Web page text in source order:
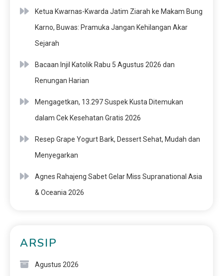
Ketua Kwarnas-Kwarda Jatim Ziarah ke Makam Bung
Karno, Buwas: Pramuka Jangan Kehilangan Akar
Sejarah
Bacaan Injil Katolik Rabu 5 Agustus 2026 dan
Renungan Harian
Mengagetkan, 13.297 Suspek Kusta Ditemukan
dalam Cek Kesehatan Gratis 2026
Resep Grape Yogurt Bark, Dessert Sehat, Mudah dan
Menyegarkan
Agnes Rahajeng Sabet Gelar Miss Supranational Asia
& Oceania 2026
ARSIP
Agustus 2026